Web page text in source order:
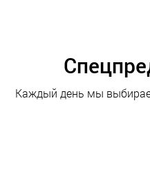
Каждый день мы